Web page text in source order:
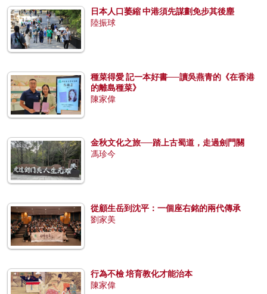
日本人口萎縮 中港須先謀劃免步其後塵
陸振球
種菜得愛 記一本好書──讀吳燕青的《在香港
的離島種菜》
陳家偉
金秋文化之旅──踏上古蜀道，走過劍門關
馮珍今
從顧生岳到沈平：一個座右銘的兩代傳承
劉家美
行為不檢 培育教化才能治本
陳家偉